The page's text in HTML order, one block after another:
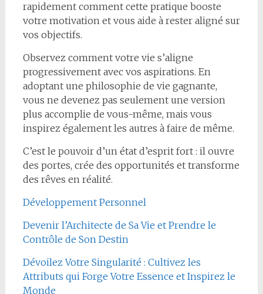
rapidement comment cette pratique booste
votre motivation et vous aide à rester aligné sur
vos objectifs.
Observez comment votre vie s’aligne
progressivement avec vos aspirations. En
adoptant une philosophie de vie gagnante,
vous ne devenez pas seulement une version
plus accomplie de vous-même, mais vous
inspirez également les autres à faire de même.
C’est le pouvoir d’un état d’esprit fort : il ouvre
des portes, crée des opportunités et transforme
des rêves en réalité.
Développement Personnel
Devenir l’Architecte de Sa Vie et Prendre le
Contrôle de Son Destin
Dévoilez Votre Singularité : Cultivez les
Attributs qui Forge Votre Essence et Inspirez le
Monde